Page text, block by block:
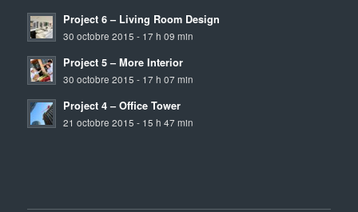
Project 6 – Living Room Design
30 octobre 2015 - 17 h 09 min
Project 5 – More Interior
30 octobre 2015 - 17 h 07 min
Project 4 – Office Tower
21 octobre 2015 - 15 h 47 min